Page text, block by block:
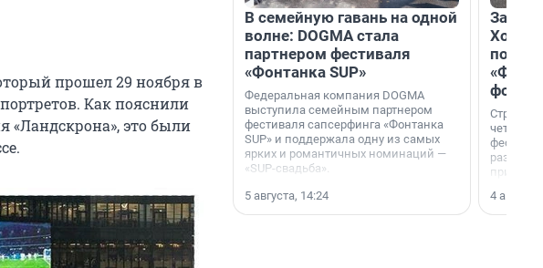
прошел 29 ноября в
Как пояснили
«Ландскрона», это были
В семейную гавань на одной
волне: DOGMA стала
партнером фестиваля
«Фонтанка SUP»
Федеральная компания DOGMA
выступила семейным партнером
фестиваля сапсерфинга «Фонтанка
SUP» и поддержала одну из самых
ярких и романтичных номинаций —
«SUP-свадьба».
5 августа, 14:24
раз
4